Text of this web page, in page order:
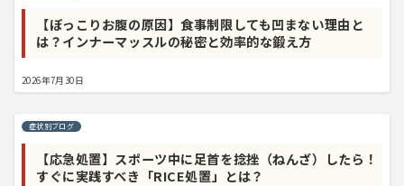
【ぽっこりお腹の原因】食事制限しても凹まない理由と
は？インナーマッスルの秘密と効率的な鍛え方
2026年7月30日
症状別ブログ
【応急処置】スポーツ中に足首を捻挫（ねんざ）したら！
すぐに実践すべき「RICE処置」とは？